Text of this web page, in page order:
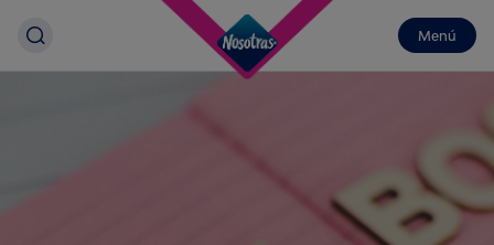
Menú